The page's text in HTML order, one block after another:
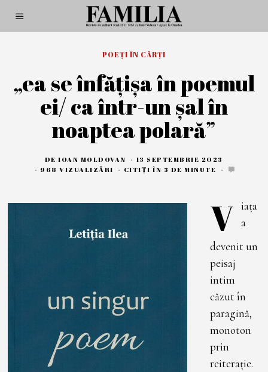
POEȚI ÎN CĂRȚI
„ea se înfățișa în poemul
ei/ ca într-un șal în
noaptea polară”
DEIOAN MOLDOVAN 13 SEPTEMBRIE 2023
E
M
B
I
2
0
2
968 VIZUALIZĂRI CITIȚI ÎN 3 DE MINUTE
V iața
a
devenit un
peisaj
intim
căzut în
paragină,
monoton
prin
reiterație.